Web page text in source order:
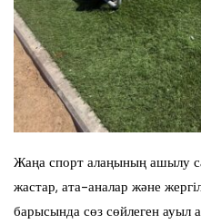
Жаңа спорт алаңының ашылу
жастар, ата-аналар және
барысында сөз сөйлеген ауыл